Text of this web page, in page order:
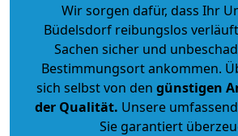
Wir sorgen dafür, dass Ihr
Büdelsdorf reibungslos
Sachen sicher und
Bestimmungsort ankommen.
sich selbst von den günstigen
der Qualität. Unsere
Sie garantiert